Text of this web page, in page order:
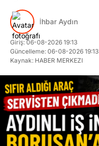
İhbar Aydın
Giriş: 06-08-2026 19:13
Güncelleme: 06-08-2026 19:13
Kaynak: HABER MERKEZI